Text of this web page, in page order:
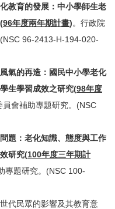
教育的發展：中小學師生老
(96年度兩年期計畫)。行政院
96-2413-H-194-020-
氣的再造：國民中小學老化
生學習成效之研究(98年度
員會補助專題研究。(NSC
題：老化知識、態度與工作
研究(100年度三年期計
專題研究。(NSC 100-
代民眾的影響及其教育意